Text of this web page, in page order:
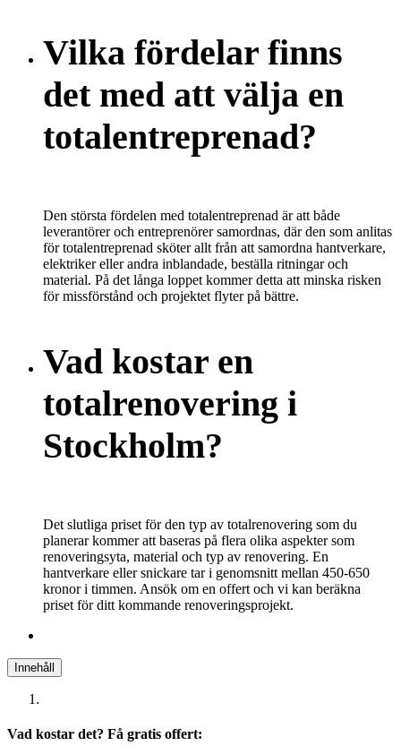
Vilka fördelar finns
det med att välja en
totalentreprenad?
Den största fördelen med totalentreprenad är att både
leverantörer och entreprenörer samordnas, där den som anlitas
för totalentreprenad sköter allt från att samordna hantverkare,
elektriker eller andra inblandade, beställa ritningar och
material. På det långa loppet kommer detta att minska risken
för missförstånd och projektet flyter på bättre.
Vad kostar en
totalrenovering i
Stockholm?
Det slutliga priset för den typ av totalrenovering som du
planerar kommer att baseras på flera olika aspekter som
renoveringsyta, material och typ av renovering. En
hantverkare eller snickare tar i genomsnitt mellan 450-650
kronor i timmen. Ansök om en offert och vi kan beräkna
priset för ditt kommande renoveringsprojekt.
Innehåll
Vad kostar det? Få gratis offert: